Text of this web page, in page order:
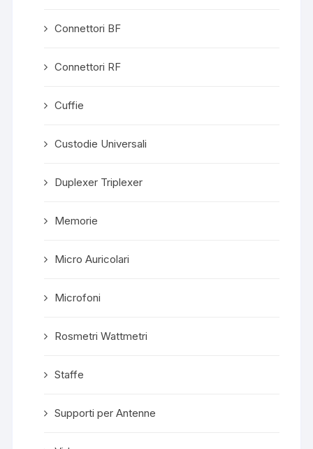
Connettori BF
Connettori RF
Cuffie
Custodie Universali
Duplexer Triplexer
Memorie
Micro Auricolari
Microfoni
Rosmetri Wattmetri
Staffe
Supporti per Antenne